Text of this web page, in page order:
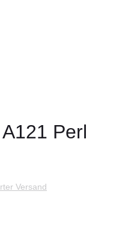
Perl
Versand